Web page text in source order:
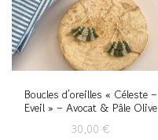
Boucles d’oreilles « Céleste –
Eveil » – Avocat & Pâle Olive
30,00 €